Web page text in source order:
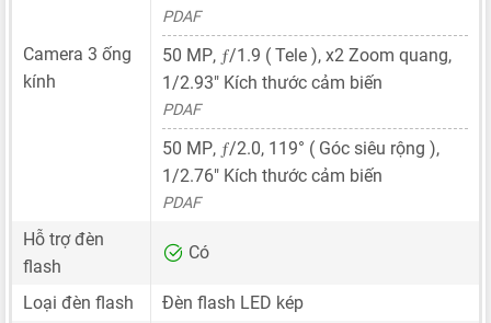
Camera 3 ống
kính
PDAF
50 MP, ƒ/1.9 ( Tele ), x2 Zoom quang,
1/2.93" Kích thước cảm biến
PDAF
50 MP, ƒ/2.0, 119° ( Góc siêu rộng ),
1/2.76" Kích thước cảm biến
PDAF
Hỗ trợ đèn
flash
Có
Loại đèn flash Đèn flash LED kép